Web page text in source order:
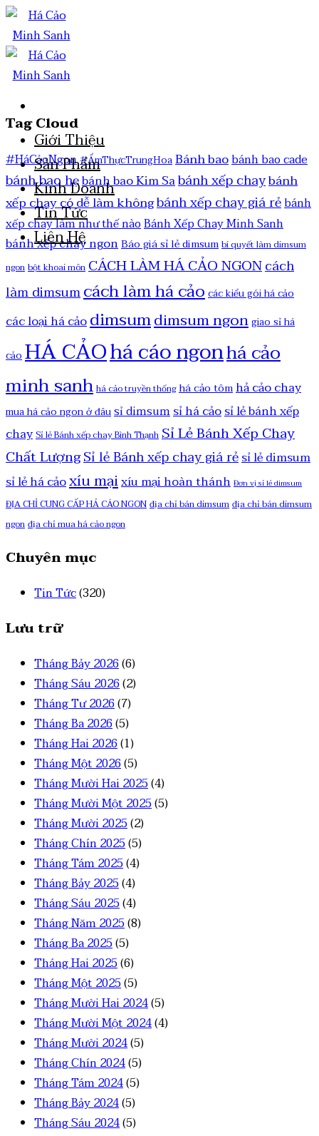
Giới Thiệu
Sản Phẩm
Kinh Doanh
Tin Tức
Liên Hệ
Tag Cloud
#HáCảoNgon#ẨmThựcTrungHoaBánh baobánh bao cade
bánh bao hẹbánh bao Kim Sabánh xếp chaybánh
xếp chay có dễ làm khôngbánh xếp chay giá rẻbánh
xếp chay làm như thế nàoBánh Xếp Chay Minh Sanh
bánh xếp chay ngonBáo giá sỉ lẻ dimsumbí quyết làm dimsum
ngonbột khoai mônCÁCH LÀM HÁ CẢO NGONcách
làm dimsumcách làm há cảocác kiểu gói há cảo
các loại há cảodimsumdimsum ngongiao sỉ há
cảoHÁ CẢOhá cáo ngonhá cảo
minh sanhhá cảo truyền thốnghá cảo tômhả cảo chay
mua há cảo ngon ở đâusỉ dimsumsỉ há cảosỉ lẻ bánh xếp
chaySỉ lẻ Bánh xếp chay Bình ThạnhSỉ Lẻ Bánh Xếp Chay
Chất LượngSỉ lẻ Bánh xếp chay giá rẻsỉ lẻ dimsum
sỉ lẻ há cảoxíu mạixíu mại hoàn thánh Đơn vị sỉ lẻ dimsum
ĐỊA CHỈ CUNG CẤP HẢ CÁO NGONđịa chỉ bán dimsumđịa chỉ bán dimsum
ngonđịa chỉ mua há cảo ngon
Chuyên mục
Tin Tức(320)
Lưu trữ
Tháng Bảy 2026(6)
Tháng Sáu 2026(2)
Tháng Tư 2026(7)
Tháng Ba 2026(5)
Tháng Hai 2026(1)
Tháng Một 2026(5)
Tháng Mười Hai 2025(4)
Tháng Mười Một 2025(5)
Tháng Mười 2025(2)
Tháng Chín 2025(5)
Tháng Tám 2025(4)
Tháng Bảy 2025(4)
Tháng Sáu 2025(4)
Tháng Năm 2025(8)
Tháng Ba 2025(5)
Tháng Hai 2025(6)
Tháng Một 2025(5)
Tháng Mười Hai 2024(5)
Tháng Mười Một 2024(4)
Tháng Mười 2024(5)
Tháng Chín 2024(5)
Tháng Tám 2024(5)
Tháng Bảy 2024(5)
Tháng Sáu 2024(5)